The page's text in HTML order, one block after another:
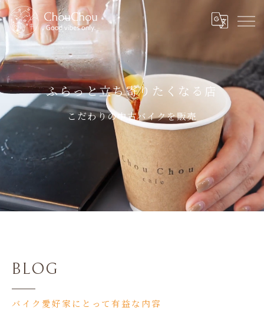
ふらっと立ち寄りたくなる店
こだわりの中古バイクを販売
バイク愛好家にとって有益な内容
BLOG